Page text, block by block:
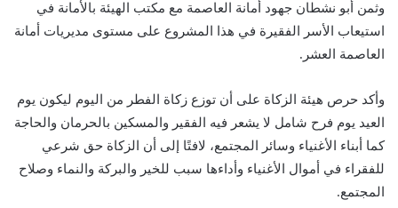
وثمن أبو نشطان جهود أمانة العاصمة مع مكتب الهيئة بالأمانة في
استيعاب الأسر الفقيرة في هذا المشروع على مستوى مديريات أمانة
العاصمة العشر.
وأكد حرص هيئة الزكاة على أن توزع زكاة الفطر من اليوم ليكون يوم
العيد يوم فرح شامل لا يشعر فيه الفقير والمسكين بالحرمان والحاجة
كما أبناء الأغنياء وسائر المجتمع، لافتًا إلى أن الزكاة حق شرعي
للفقراء في أموال الأغنياء وأداءها سبب للخير والبركة والنماء وصلاح
المجتمع.